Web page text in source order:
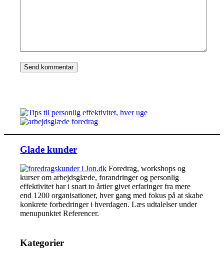
Glade kunder
Foredrag, workshops og
kurser om arbejdsglæde, forandringer og personlig
effektivitet har i snart to årtier givet erfaringer fra mere
end 1200 organisationer, hver gang med fokus på at skabe
konkrete forbedringer i hverdagen. Læs udtalelser under
menupunktet Referencer.
Kategorier